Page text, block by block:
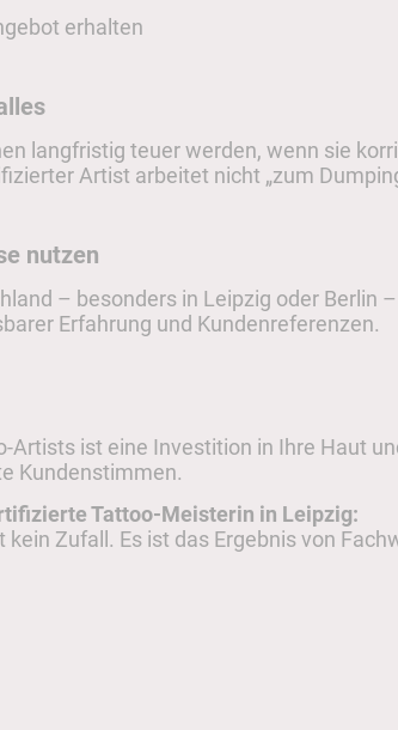
erhalten
langfristig teuer werden, wenn sie
Artist arbeitet nicht „zum
nutzen
– besonders in Leipzig oder Berlin
Erfahrung und Kundenreferenzen.
Artists ist eine Investition in Ihre Haut
Kundenstimmen.
Tattoo-Meisterin in Leipzig:
kein Zufall. Es ist das Ergebnis von